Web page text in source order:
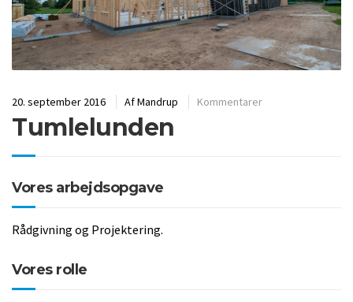
20. september 2016 AfMandrup Kommentarer
Tumlelunden
Vores arbejdsopgave
Rådgivning og Projektering.
Vores rolle